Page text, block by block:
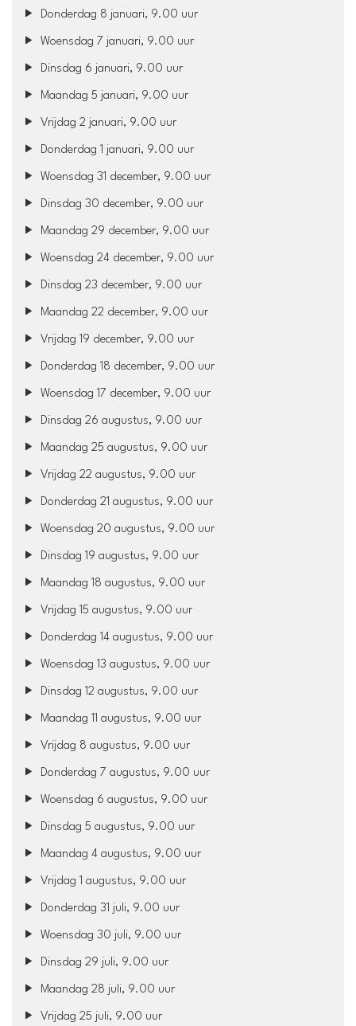
Donderdag 8 januari, 9.00 uur
Woensdag 7 januari, 9.00 uur
Dinsdag 6 januari, 9.00 uur
Maandag 5 januari, 9.00 uur
Vrijdag 2 januari, 9.00 uur
Donderdag 1 januari, 9.00 uur
Woensdag 31 december, 9.00 uur
Dinsdag 30 december, 9.00 uur
Maandag 29 december, 9.00 uur
Woensdag 24 december, 9.00 uur
Dinsdag 23 december, 9.00 uur
Maandag 22 december, 9.00 uur
Vrijdag 19 december, 9.00 uur
Donderdag 18 december, 9.00 uur
Woensdag 17 december, 9.00 uur
Dinsdag 26 augustus, 9.00 uur
Maandag 25 augustus, 9.00 uur
Vrijdag 22 augustus, 9.00 uur
Donderdag 21 augustus, 9.00 uur
Woensdag 20 augustus, 9.00 uur
Dinsdag 19 augustus, 9.00 uur
Maandag 18 augustus, 9.00 uur
Vrijdag 15 augustus, 9.00 uur
Donderdag 14 augustus, 9.00 uur
Woensdag 13 augustus, 9.00 uur
Dinsdag 12 augustus, 9.00 uur
Maandag 11 augustus, 9.00 uur
Vrijdag 8 augustus, 9.00 uur
Donderdag 7 augustus, 9.00 uur
Woensdag 6 augustus, 9.00 uur
Dinsdag 5 augustus, 9.00 uur
Maandag 4 augustus, 9.00 uur
Vrijdag 1 augustus, 9.00 uur
Donderdag 31 juli, 9.00 uur
Woensdag 30 juli, 9.00 uur
Dinsdag 29 juli, 9.00 uur
Maandag 28 juli, 9.00 uur
Vrijdag 25 juli, 9.00 uur